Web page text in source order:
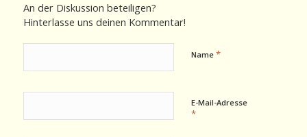
An der Diskussion beteiligen?
Hinterlasse uns deinen Kommentar!
Name *
E-Mail-Adresse
*